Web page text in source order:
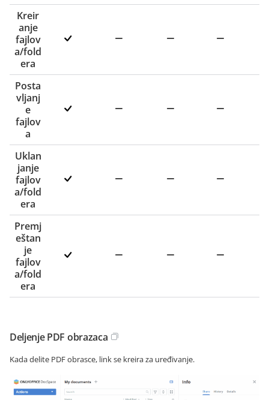
Kreir
anje
fajlov
a/fold
era
Posta
vljanj
e
fajlov
a
Uklan
janje
fajlov
a/fold
era
Premj
eštan
je
fajlov
a/fold
era
Deljenje PDF obrazaca
Kada delite PDF obrasce, link se kreira za uređivanje.